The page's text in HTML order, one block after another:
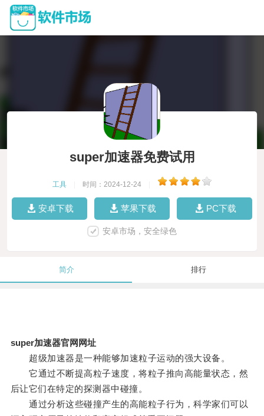
super加速器免费试用
工具 时间：2024-12-24
安卓下载 苹果下载 PC下载
安卓市场，安全绿色
简介 排行
super加速器官网网址
超级加速器是一种能够加速粒子运动的强大设备。
它通过不断提高粒子速度，将粒子推向高能量状态，然
后让它们在特定的探测器中碰撞。
通过分析这些碰撞产生的高能粒子行为，科学家们可以